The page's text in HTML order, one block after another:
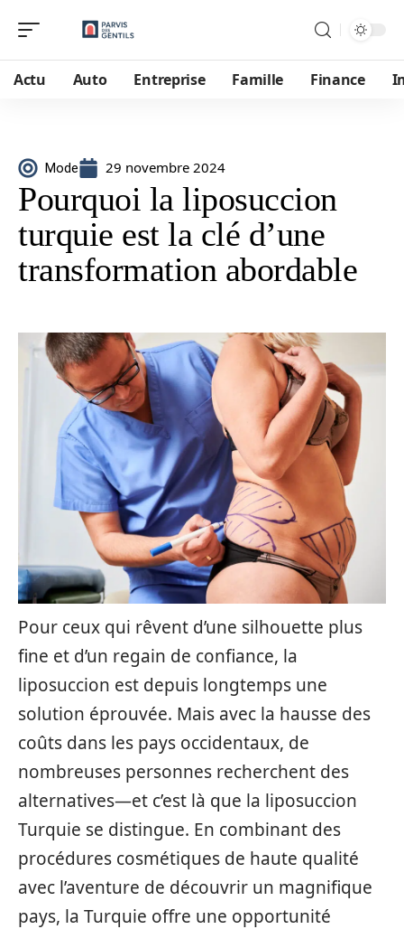
Actu Auto Entreprise Famille Finance
Mode 29 novembre 2024
Pourquoi la liposuccion
turquie est la clé d’une
transformation abordable
Pour ceux qui rêvent d’une silhouette plus
fine et d’un regain de confiance, la
liposuccion est depuis longtemps une
solution éprouvée. Mais avec la hausse des
coûts dans les pays occidentaux, de
nombreuses personnes recherchent des
alternatives—et c’est là que la liposuccion
Turquie se distingue. En combinant des
procédures cosmétiques de haute qualité
avec l’aventure de découvrir un magnifique
pays, la Turquie offre une opportunité